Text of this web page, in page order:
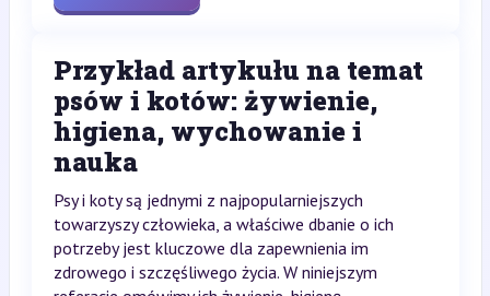
Przykład artykułu na temat
psów i kotów: żywienie,
higiena, wychowanie i
nauka
Psy i koty są jednymi z najpopularniejszych
towarzyszy człowieka, a właściwe dbanie o ich
potrzeby jest kluczowe dla zapewnienia im
zdrowego i szczęśliwego życia. W niniejszym